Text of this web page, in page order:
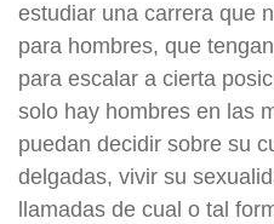
estudiar una carrera que
para hombres, que
para escalar a cierta
solo hay hombres en las
puedan decidir sobre su
delgadas, vivir su
llamadas de cual o tal